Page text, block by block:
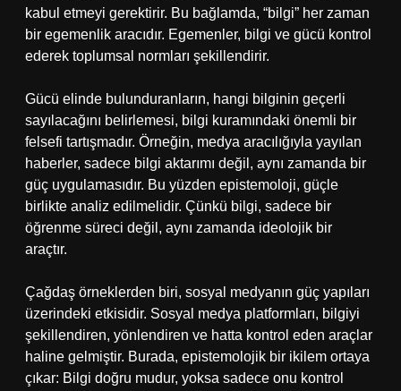
kabul etmeyi gerektirir. Bu bağlamda, “bilgi” her zaman
bir egemenlik aracıdır. Egemenler, bilgi ve gücü kontrol
ederek toplumsal normları şekillendirir.
Gücü elinde bulunduranların, hangi bilginin geçerli
sayılacağını belirlemesi, bilgi kuramındaki önemli bir
felsefi tartışmadır. Örneğin, medya aracılığıyla yayılan
haberler, sadece bilgi aktarımı değil, aynı zamanda bir
güç uygulamasıdır. Bu yüzden epistemoloji, güçle
birlikte analiz edilmelidir. Çünkü bilgi, sadece bir
öğrenme süreci değil, aynı zamanda ideolojik bir
araçtır.
Çağdaş örneklerden biri, sosyal medyanın güç yapıları
üzerindeki etkisidir. Sosyal medya platformları, bilgiyi
şekillendiren, yönlendiren ve hatta kontrol eden araçlar
haline gelmiştir. Burada, epistemolojik bir ikilem ortaya
çıkar: Bilgi doğru mudur, yoksa sadece onu kontrol